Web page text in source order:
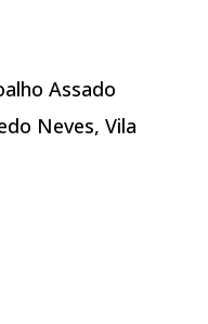
Assado
Neves, Vila